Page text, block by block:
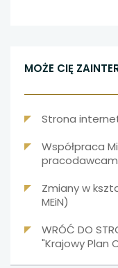
MOŻE CIĘ
Strona
Współpraca
Zmiany w
MEiN)
WRÓĆ DO
"Krajowy Plan